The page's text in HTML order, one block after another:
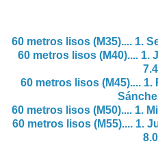
60 metros lisos (M35).... 1.
60 metros lisos (M40).... 1.
60 metros lisos (M45).... 1.
60 metros lisos (M50).... 1.
60 metros lisos (M55).... 1.